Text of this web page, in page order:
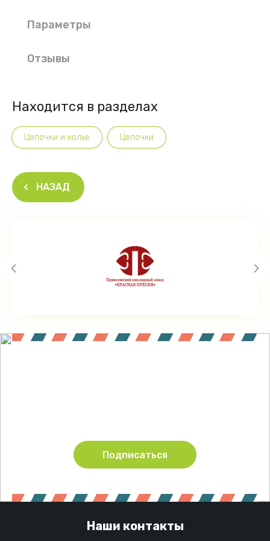
Параметры
Отзывы
Находится в разделах
Цепочки и колье Цепочки
НАЗАД
Подписаться
Наши контакты